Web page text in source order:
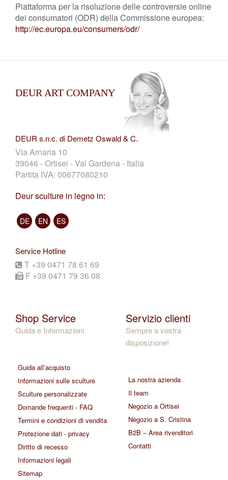
Piattaforma per la risoluzione delle controversie online
dei consumatori (ODR) della Commissione europea:
http://ec.europa.eu/consumers/odr/
DEUR ART COMPANY
DEUR s.n.c. di Demetz Oswald & C.
Via Arnaria 10
39046 - Ortisei - Val Gardena - Italia
Partita IVA: 00677080210
Deur sculture in legno in:
DE EN ES
Service Hotline
T +39 0471 78 61 69
F +39 0471 79 36 08
Shop Service
Guida e Informazioni
Guida all’acquisto
Informazioni sulle sculture
Sculture personalizzate
Domande frequenti - FAQ
Termini e condizioni di vendita
Protezione dati - privacy
Diritto di recesso
Informazioni legali
Sitemap
Servizio clienti
Sempre a vostra
disposizione!
La nostra azienda
Il team
Negozio a Ortisei
Negozio a S. Cristina
B2B – Area rivenditori
Contatti